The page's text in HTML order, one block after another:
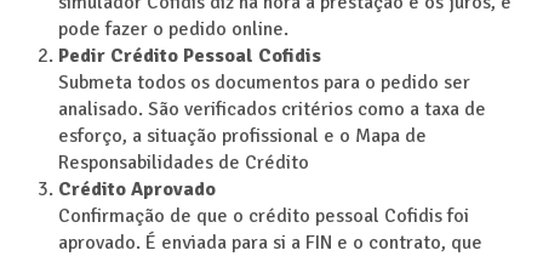
pode fazer o pedido online.
Pedir Crédito Pessoal Cofidis
Submeta todos os documentos para o pedido ser
analisado. São verificados critérios como a taxa de
esforço, a situação profissional e o Mapa de
Responsabilidades de Crédito
Crédito Aprovado
Confirmação de que o crédito pessoal Cofidis foi
aprovado. É enviada para si a FIN e o contrato, que